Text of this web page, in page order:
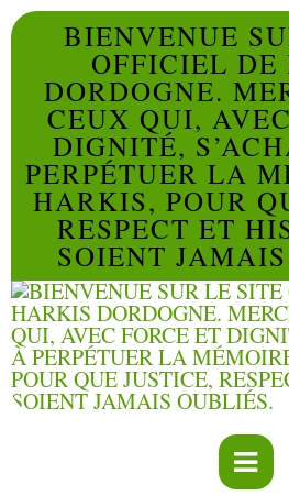
BIENVENUE
OFFICIEL DE
DORDOGNE.
CEUX QUI,
DIGNITÉ,
PERPÉTUER LA
HARKIS, POUR
RESPECT ET
SOIENT